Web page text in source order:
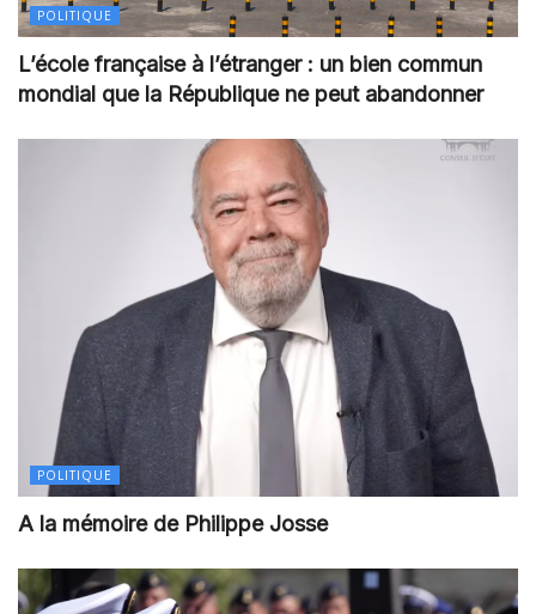
POLITIQUE
L’école française à l’étranger : un bien commun
mondial que la République ne peut abandonner
POLITIQUE
A la mémoire de Philippe Josse